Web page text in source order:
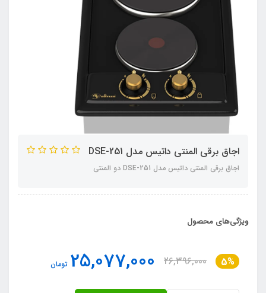
اجاق برقی المنتی داتیس مدل DSE-251
اجاق برقی المنتی داتیس مدل DSE-251 دو المنتی
ویژگی‌های محصول
5%
26,396,000
25,077,000 تومان